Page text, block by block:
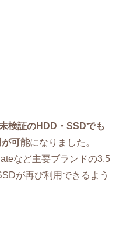
検証のHDD・SSDでも
可能になりました。
など主要ブランドの3.5
が再び利用できるよう